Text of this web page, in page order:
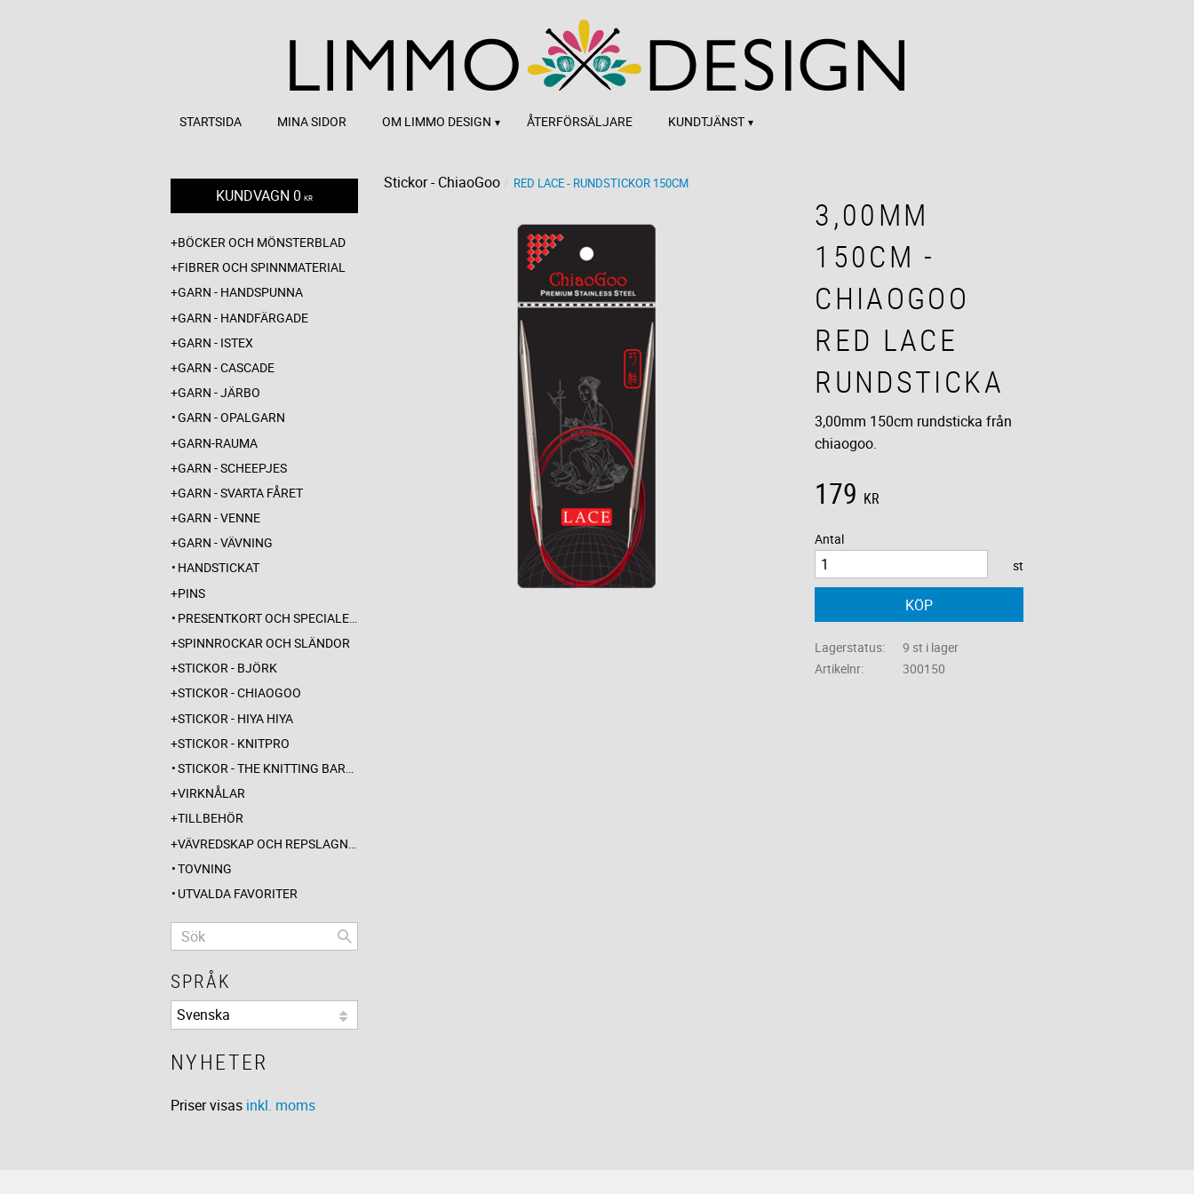
STARTSIDA MINA SIDOR OM LIMMO DESIGN ÅTERFÖRSÄLJARE KUNDTJÄNST
Stickor - ChiaoGoo RED LACE - RUNDSTICKOR 150CM
3,00MM
150CM -
CHIAOGOO
RED LACE
RUNDSTICKA
3,00mm 150cm rundsticka från
chiaogoo.
179 KR
Antal
st
KÖP
Lagerstatus
9 st i lager
Artikelnr
300150
KUNDVAGN 0 KR
BÖCKER OCH MÖNSTERBLAD
FIBRER OCH SPINNMATERIAL
GARN - HANDSPUNNA
GARN - HANDFÄRGADE
GARN - ISTEX
GARN - CASCADE
GARN - JÄRBO
GARN - OPALGARN
GARN-RAUMA
GARN - SCHEEPJES
GARN - SVARTA FÅRET
GARN - VENNE
GARN - VÄVNING
HANDSTICKAT
PINS
PRESENTKORT OCH SPECIALERBJUDANDEN
SPINNROCKAR OCH SLÄNDOR
STICKOR - BJÖRK
STICKOR - CHIAOGOO
STICKOR - HIYA HIYA
STICKOR - KNITPRO
STICKOR - THE KNITTING BARBER
VIRKNÅLAR
TILLBEHÖR
VÄVREDSKAP OCH REPSLAGNING
TOVNING
UTVALDA FAVORITER
SPRÅK
NYHETER
Priser visas inkl. moms